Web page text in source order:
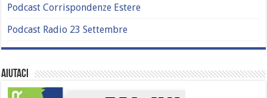
Podcast Corrispondenze Estere
Podcast Radio 23 Settembre
Aiutaci